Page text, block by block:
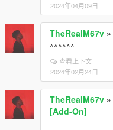
2024年04月09日
TheRealM67v »
^^^^^^
查看上下文
2024年02月24日
TheRealM67v »
[Add-On]